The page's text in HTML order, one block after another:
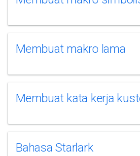
Membuat makro lama
Membuat kata kerja
Bahasa Starlark